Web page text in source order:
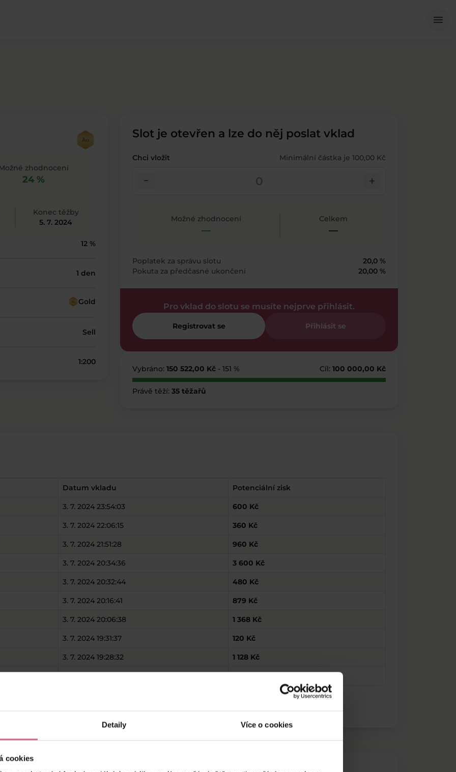
Detaily Více o cookies
cookies
menu
Možné zhodnocení
24 %
Konec těžby
5. 7. 2024
12 %
1 den
Gold
Sell
1:200
Slot je otevřen a lze do něj poslat vklad
Chci vložit Minimální částka je 100,00 Kč
check_indeterminate_small add
Možné zhodnocení
—
Celkem
—
Poplatek za správu slotu
20,0 %
Pokuta za předčasné ukončení
20,00 %
Pro vklad do slotu se musíte nejprve přihlásit.
Registrovat se Přihlásit se
Vybráno: 150 522,00 Kč - 151 % Cíl: 100 000,00 Kč
Právě těží: 35 těžařů
Datum vkladu Potenciální zisk
3. 7. 2024 23:54:03 600 Kč
3. 7. 2024 22:06:15 360 Kč
3. 7. 2024 21:51:28 960 Kč
3. 7. 2024 20:34:36 3 600 Kč
3. 7. 2024 20:32:44 480 Kč
3. 7. 2024 20:16:41 879 Kč
3. 7. 2024 20:06:38 1 368 Kč
3. 7. 2024 19:31:37 120 Kč
3. 7. 2024 19:28:32 1 128 Kč